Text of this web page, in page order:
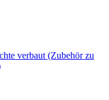
verbaut (Zubehör zu